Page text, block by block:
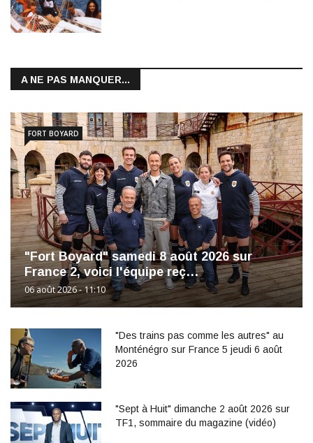
A NE PAS MANQUER...
"Fort Boyard" samedi 8 août 2026 sur
France 2, voici l'équipe reç…
06 août 2026 - 11:10
FORT BOYARD
"Des trains pas comme les autres" au
Monténégro sur France 5 jeudi 6 août
2026
"Sept à Huit" dimanche 2 août 2026 sur
TF1, sommaire du magazine (vidéo)